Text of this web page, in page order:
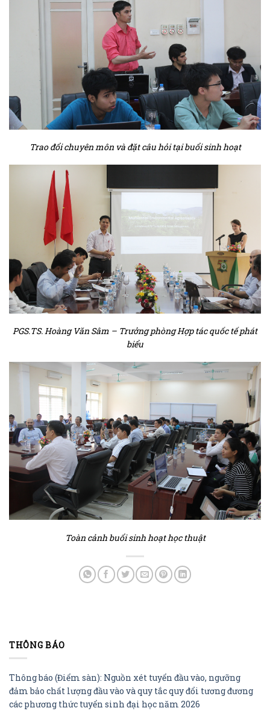
Trao đổi chuyên môn và đặt câu hỏi tại buổi sinh hoạt
PGS.TS. Hoàng Văn Sâm – Trưởng phòng Hợp tác quốc tế phát
biểu
Toàn cảnh buổi sinh hoạt học thuật
THÔNG BÁO
Thông báo (Điểm sàn): Nguồn xét tuyển đầu vào, ngưỡng
đảm bảo chất lượng đầu vào và quy tắc quy đổi tương đương
các phương thức tuyển sinh đại học năm 2026